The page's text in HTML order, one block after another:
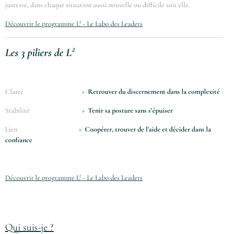
justesse, dans chaque situation aussi nouvelle ou difficile soit elle.
Découvrir le programme L² - Le Labo des Leaders
Les 3 piliers de L²
Clarté > Retrouver du discernement dans la complexité
Stabilité > Tenir sa posture sans s’épuiser
Lien > Coopérer, trouver de l'aide et décider dans la
confiance
Découvrir le programme L² - Le Labo des Leaders
Qui suis-je ?